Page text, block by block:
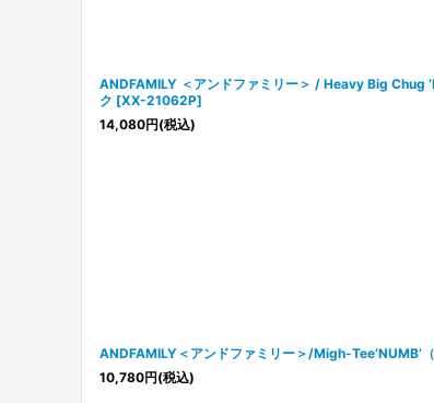
ANDFAMILY ＜アンドファミリー＞ / Heavy Big Chug
ク [XX-21062P]
14,080円(税込)
ANDFAMILY＜アンドファミリー＞/Migh-Tee‘NUMB’
10,780円(税込)